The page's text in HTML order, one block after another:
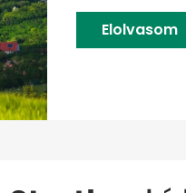
Elolvasom